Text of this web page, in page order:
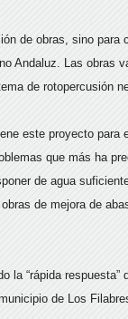
de obras, sino para
Andaluz. Las obras
de rotopercusión
este proyecto para
que más ha
de agua
de mejora de
la “rápida
de Los